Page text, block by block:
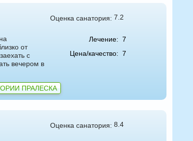
Оценка санатория: 7.2
от
с
вечером в
Лечение: 7
Цена/качество: 7
ПРАЛЕСКА
Оценка санатория: 8.4